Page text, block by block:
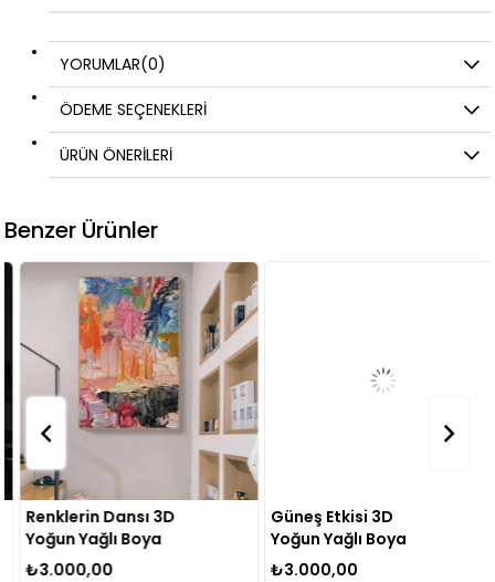
YORUMLAR(0)
ÖDEME SEÇENEKLERI
ÜRÜN ÖNERILERI
Benzer Ürünler
Renklerin Dansı 3D
Yoğun Yağlı Boya
Dokulu Tablo
₺3.000,00
Güneş Etkisi 3D
Yoğun Yağlı Boya
Dokulu Tablo
₺3.000,00